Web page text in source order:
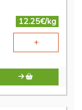
12.25€/kg
+